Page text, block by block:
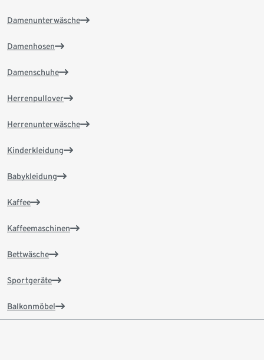
Damenunterwäsche
Damenhosen
Damenschuhe
Herrenpullover
Herrenunterwäsche
Kinderkleidung
Babykleidung
Kaffee
Kaffeemaschinen
Bettwäsche
Sportgeräte
Balkonmöbel